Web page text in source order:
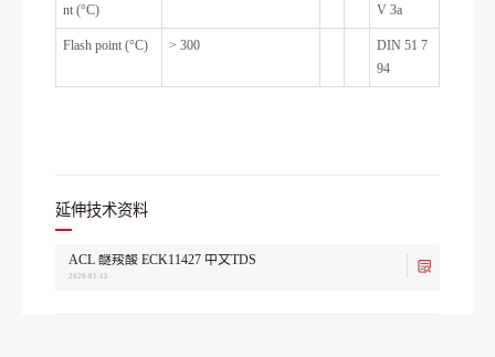
nt (°C)
V 3a
Flash point (°C) > 300
DIN 51 7
94
延伸技术资料
ACL 醚羧酸 ECK11427 中文TDS
2020-01-15